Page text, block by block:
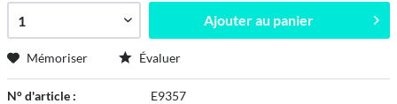
Ajouter au panier
Mémoriser Évaluer
N° d'article : E9357